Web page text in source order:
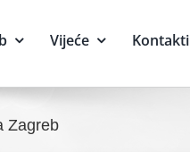
Vijeće Kontakti
Zagreb